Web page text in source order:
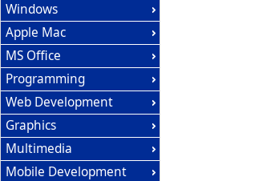
Windows
Apple Mac
MS Office
Programming
Web Development
Graphics
Multimedia
Mobile Development